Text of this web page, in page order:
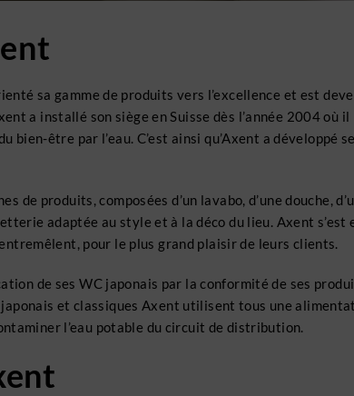
sa gamme de produits vers l’excellence et est
a installé son siège en Suisse dès l’année 2004 où il
bien-être par l’eau. C’est ainsi qu’Axent a
produits, composées d’un lavabo, d’une douche,
adaptée au style et à la déco du lieu. Axent
pour le plus grand plaisir de leurs clients.
de ses WC japonais par la conformité de ses
japonais et classiques Axent utilisent tous une
l’eau potable du circuit de distribution.